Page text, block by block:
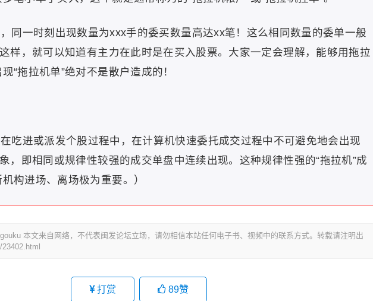
同一时刻出现数量为xxx手的委买数量高达xx笔！这么相同数量的委单一般
样，就可以知道有主力在此时是在买入股票。大家一定会理解，能够用拖拉
“拖拉机单”绝对不是散户造成的！
吃进或派发个股过程中，在计算机快速委托成交过程中不可避免地会出现
，即相同或规律性较强的成交单盘中连续出现。这种规律性强的“拖拉机”成
构进场、离场极为重要。）
本文来自网络，不代表闽发论坛立场，请勿相信本站任何电子书、视频中的联系方式。转载请注明出
打赏 89赞